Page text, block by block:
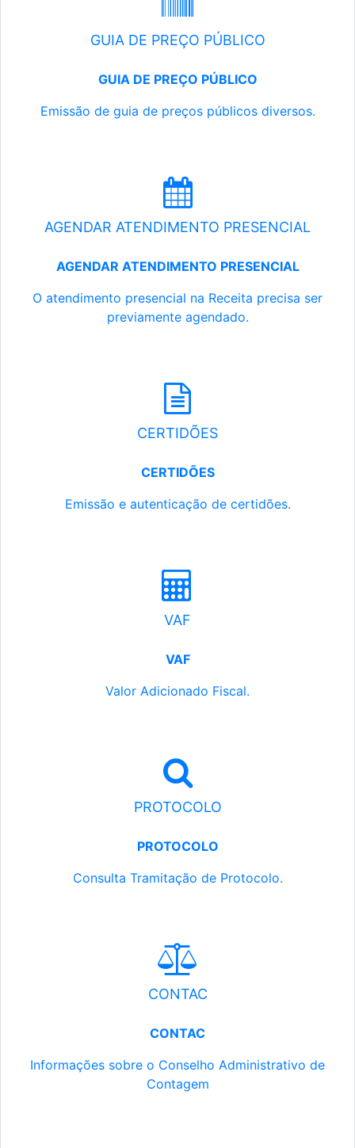
GUIA DE PREÇO PÚBLICO
GUIA DE PREÇO PÚBLICO
Emissão de guia de preços públicos diversos.
AGENDAR ATENDIMENTO PRESENCIAL
AGENDAR ATENDIMENTO PRESENCIAL
O atendimento presencial na Receita precisa ser
previamente agendado.
CERTIDÕES
CERTIDÕES
Emissão e autenticação de certidões.
VAF
VAF
Valor Adicionado Fiscal.
PROTOCOLO
PROTOCOLO
Consulta Tramitação de Protocolo.
CONTAC
CONTAC
Informações sobre o Conselho Administrativo de
Contagem